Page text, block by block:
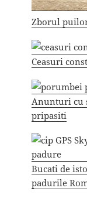
Zborul
Ceasuri
Anunturi cu
pripasiti
Bucati de
padurile